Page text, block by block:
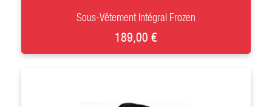
Sous-Vêtement Intégral Frozen
189,00 €